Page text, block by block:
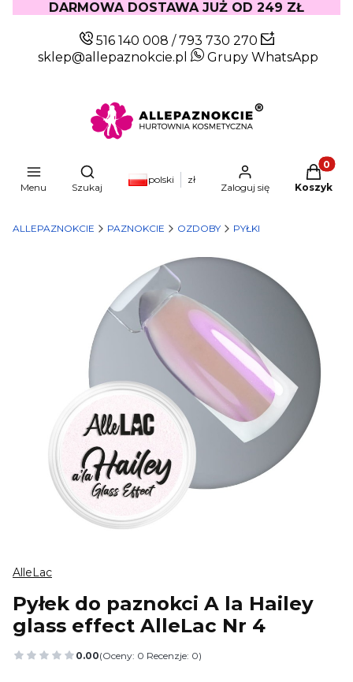
DARMOWA DOSTAWA JUŻ OD 249 ZŁ
516 140 008 /793 730 270
sklep@allepaznokcie.pl
Grupy WhatsApp
Menu
Otwórz wyszukiwarkę
Szukaj
polski zł
Zaloguj się Koszyk
ALLEPAZNOKCIE PAZNOKCIE OZDOBY PYŁKI
AlleLac
Pyłek do paznokci A la Hailey
glass effect AlleLac Nr 4
0.00(Oceny: 0 Recenzje: 0)
Przejdź do sekcji Opinie